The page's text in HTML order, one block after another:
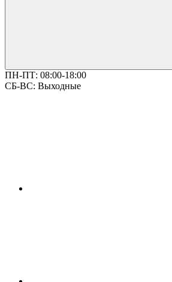
ПН-ПТ: 08:00-18:00
СБ-ВС: Выходные